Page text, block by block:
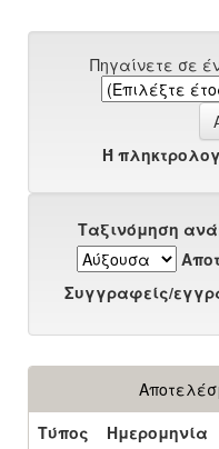
Πηγαίνετε σε
Ή
Ταξινόμηση
Συγγραφείς/
Τύπος
Ημερομηνία